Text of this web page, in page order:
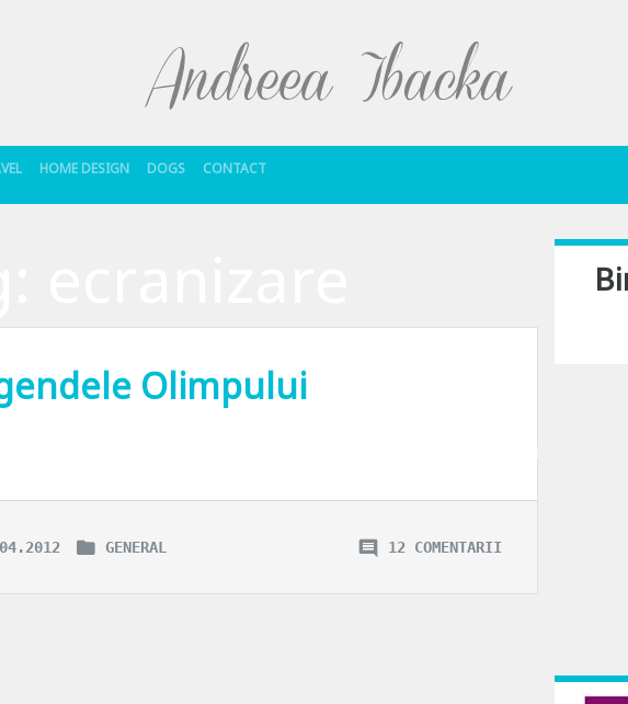
HOME DESIGN DOGS CONTACT
Olimpului
supranaturale. Divinitatea, eroii sau creaturile diferite omului au umplut paginile
GENERAL 12 COMENTARII
Îmi